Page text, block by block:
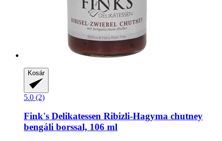
Kosár
5.0 (2)
Fink's Delikatessen Ribizli-​Hagyma chutney
bengáli borssal, 106 ml